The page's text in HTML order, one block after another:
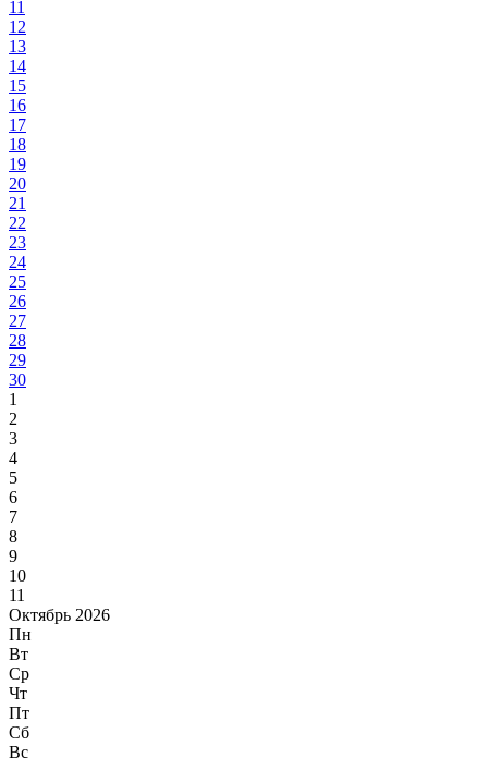
11
12
13
14
15
16
17
18
19
20
21
22
23
24
25
26
27
28
29
30
1
2
3
4
5
6
7
8
9
10
11
Октябрь 2026
Пн
Вт
Ср
Чт
Пт
Сб
Вс